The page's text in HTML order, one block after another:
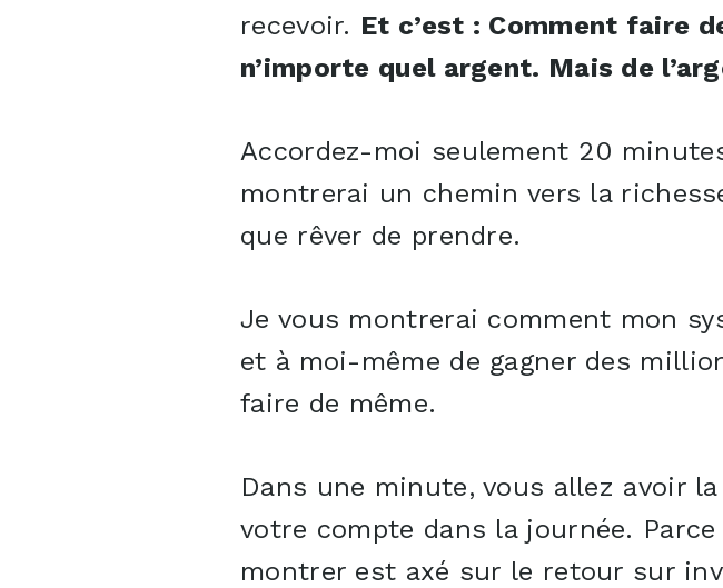
recevoir. Et c’est : Comment faire
n’importe quel argent. Mais de
Accordez-moi seulement 20
montrerai un chemin vers la
que rêver de prendre.
Je vous montrerai comment mon
et à moi-même de gagner des
faire de même.
Dans une minute, vous allez avoir
votre compte dans la journée.
montrer est axé sur le retour sur